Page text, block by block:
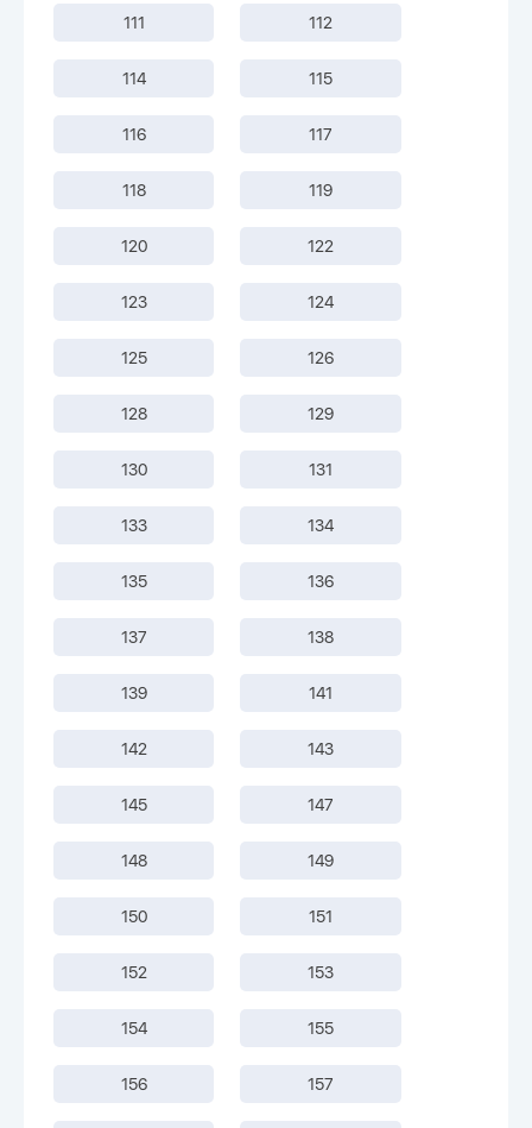
111 112
114 115
116 117
118 119
120 122
123 124
125 126
128 129
130 131
133 134
135 136
137 138
139 141
142 143
145 147
148 149
150 151
152 153
154 155
156 157